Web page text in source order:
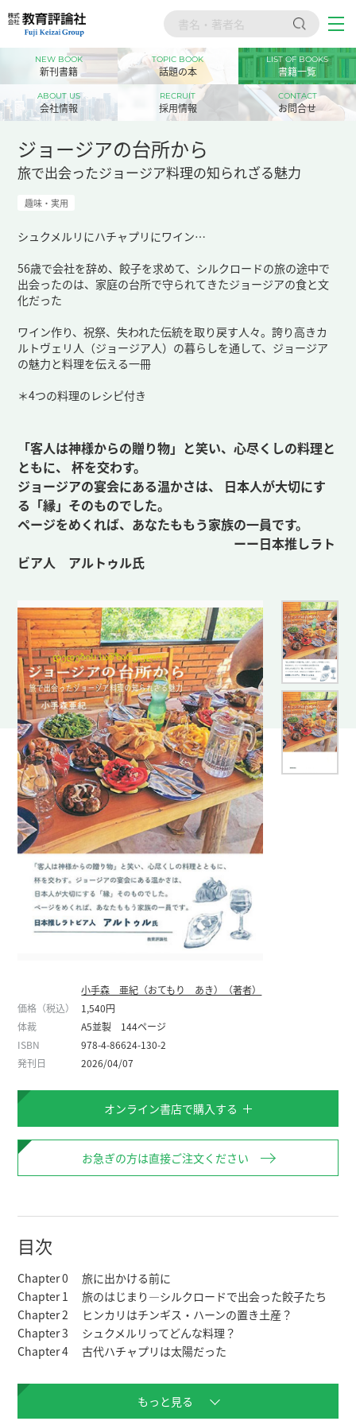
トップ
新刊書籍
書籍一覧
会社情報
採用情報
お問合せ
NEW BOOK
新刊書籍
TOPIC BOOK
話題の本
LIST OF BOOKS
書籍一覧
ABOUT US
会社情報
RECRUIT
採用情報
CONTACT
お問合せ
ジョージアの台所から
旅で出会ったジョージア料理の知られざる魅力
趣味・実用
シュクメルリにハチャプリにワイン…
56歳で会社を辞め、餃子を求めて、シルクロードの旅の途中で
出会ったのは、家庭の台所で守られてきたジョージアの食と文
化だった
ワイン作り、祝祭、失われた伝統を取り戻す人々。誇り高きカ
ルトヴェリ人（ジョージア人）の暮らしを通して、ジョージア
の魅力と料理を伝える一冊
＊4つの料理のレシピ付き
「客人は神様からの贈り物」と笑い、心尽くしの料理と
ともに、 杯を交わす。
ジョージアの宴会にある温かさは、 日本人が大切にす
る「縁」そのものでした。
ページをめくれば、あなたももう家族の一員です。
ーー日本推しラト
ビア人 アルトゥル氏
小手森 亜紀（おてもり あき）（著者）
価格（税込）
1,540円
体裁
A5並製 144ページ
ISBN
978-4-86624-130-2
発刊日
2026/04/07
オンライン書店で購入する
お急ぎの方は直接ご注文ください
目次
Chapter 0　 旅に出かける前に
Chapter 1　 旅のはじまり―シルクロードで出会った餃子たち
Chapter 2　 ヒンカリはチンギス・ハーンの置き土産？
Chapter 3　 シュクメルリってどんな料理？
Chapter 4　 古代ハチャプリは太陽だった
Chapter 6　 ブドウ畑に帰ろう―土地の記憶を継ぐ
Chapter 7　 ジョージア人はパクチーが大好き
もっと見る